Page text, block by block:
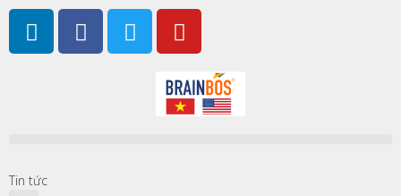
Tin tức